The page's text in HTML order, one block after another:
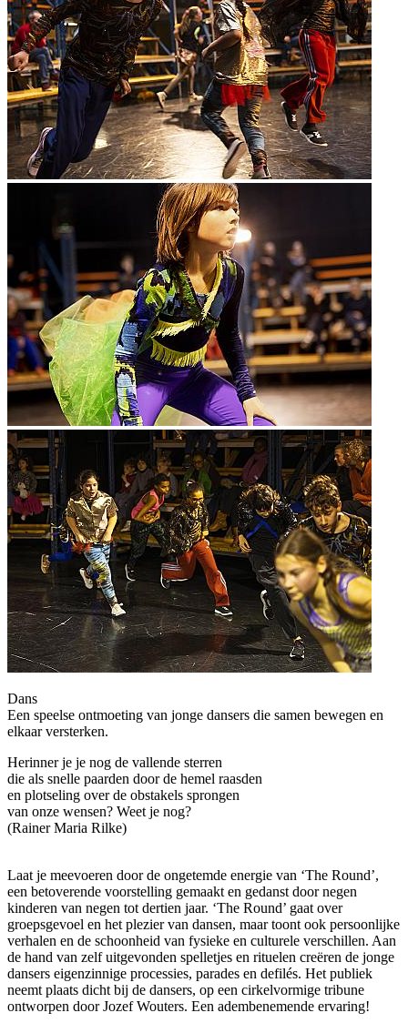
Dans
Een speelse ontmoeting van jonge dansers die samen bewegen en
elkaar versterken.
Herinner je je nog de vallende sterren
die als snelle paarden door de hemel raasden
en plotseling over de obstakels sprongen
van onze wensen? Weet je nog?
(Rainer Maria Rilke)
Laat je meevoeren door de ongetemde energie van ‘The Round’,
een betoverende voorstelling gemaakt en gedanst door negen
kinderen van negen tot dertien jaar. ‘The Round’ gaat over
groepsgevoel en het plezier van dansen, maar toont ook persoonlijke
verhalen en de schoonheid van fysieke en culturele verschillen. Aan
de hand van zelf uitgevonden spelletjes en rituelen creëren de jonge
dansers eigenzinnige processies, parades en defilés. Het publiek
neemt plaats dicht bij de dansers, op een cirkelvormige tribune
ontworpen door Jozef Wouters. Een adembenemende ervaring!